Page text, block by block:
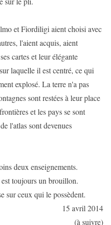
et Fiordiligi aient choisi avec
l'aient acquis, aient
cartes et leur élégante
laquelle il est centré, ce qui
explosé. La terre n'a pas
sont restées à leur place
et les pays se sont
l'atlas sont devenues
deux enseignements.
toujours un brouillon.
sur ceux qui le possèdent.
15 avril 2014
(à suivre)